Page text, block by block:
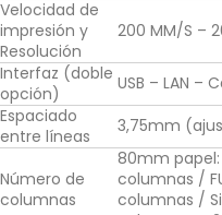
Velocidad de
impresión y
Resolución
200 MM/S –
Interfaz (doble
opción)
USB – LAN –
Espaciado
entre líneas
3,75mm
Número de
columnas
80mm papel:
columnas /
columnas /